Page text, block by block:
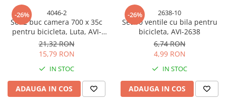
-26% 4046-2
Set 2 buc camera 700 x 35c
pentru bicicleta, Luta, AVI-
4046
21,32 RON
15,79 RON
IN STOC
ADAUGA IN COS
-26% 2638-10
Set 10 ventile cu bila pentru
bicicleta, AVI-2638
6,74 RON
4,99 RON
IN STOC
ADAUGA IN COS